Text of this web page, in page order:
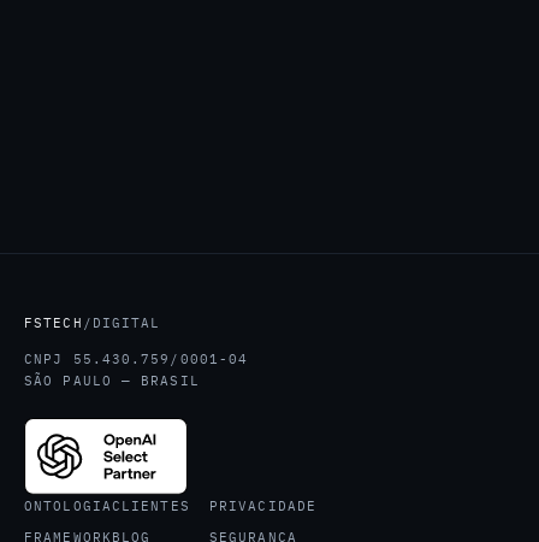
FSTECH /DIGITAL
CNPJ 55.430.759/0001-04
SÃO PAULO — BRASIL
ONTOLOGIA
FRAMEWORK
CLIENTES
BLOG
PRIVACIDADE
SEGURANÇA